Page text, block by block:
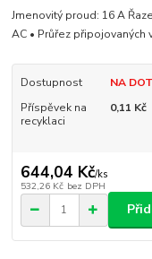
Jmenovitý proud: 16 A
AC • Průřez připojovaných
Dostupnost
NA
Příspěvek na
recyklaci
0,11 Kč
644,04 Kč/ks
532,26 Kč bez DPH